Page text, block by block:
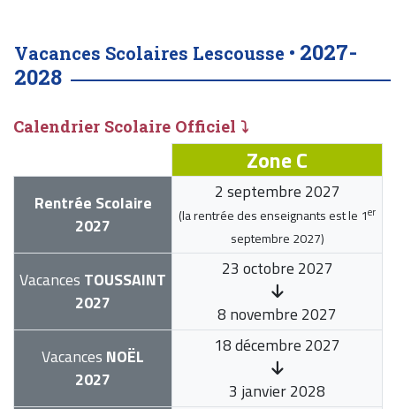
Vacances Scolaires Lescousse • 2027-
2028
Calendrier Scolaire Officiel ⤵
Zone C
Rentrée Scolaire
2027
2 septembre 2027
(la rentrée des enseignants est le 1er
septembre 2027)
Vacances TOUSSAINT
2027
23 octobre 2027
8 novembre 2027
Vacances NOËL
2027
18 décembre 2027
3 janvier 2028